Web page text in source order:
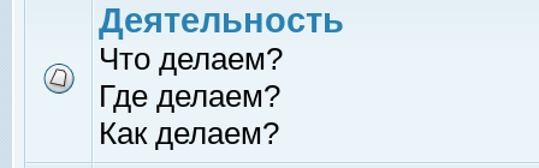
Деятельность
Что делаем?
Где делаем?
Как делаем?